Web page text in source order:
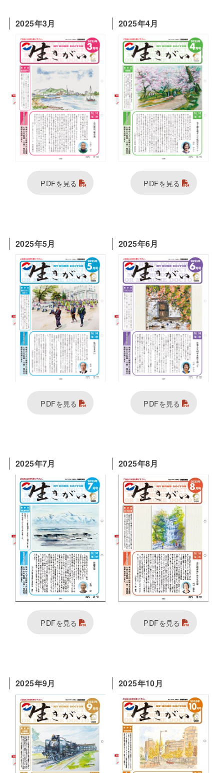
2025年10月
2025年9月
2025年8月
PDFを見る
2025年7月
PDFを見る
2025年6月
PDFを見る
2025年5月
PDFを見る
2025年4月
PDFを見る
2025年3月
PDFを見る